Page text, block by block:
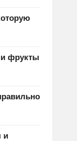
фрукты
и